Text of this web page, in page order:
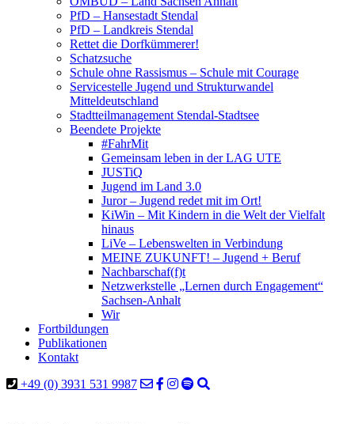
PfD – Hansestadt Stendal
PfD – Landkreis Stendal
Rettet die Dorfkümmerer!
Schatzsuche
Schule ohne Rassismus – Schule mit Courage
Servicestelle Jugend und Strukturwandel
Mitteldeutschland
Stadtteilmanagement Stendal-Stadtsee
Beendete Projekte
#FahrMit
Gemeinsam leben in der LAG UTE
JUSTiQ
Jugend im Land 3.0
Juror – Jugend redet mit im Ort!
KiWin – Mit Kindern in die Welt der Vielfalt
hinaus
LiVe – Lebenswelten in Verbindung
MEINE ZUKUNFT! – Jugend + Beruf
Nachbarschaf(f)t
Netzwerkstelle „Lernen durch Engagement“
Sachsen-Anhalt
Wir
Fortbildungen
Publikationen
Kontakt
+49 (0) 3931 531 9987